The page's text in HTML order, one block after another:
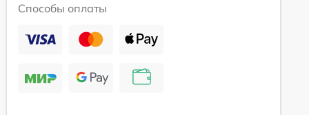
Способы оплаты